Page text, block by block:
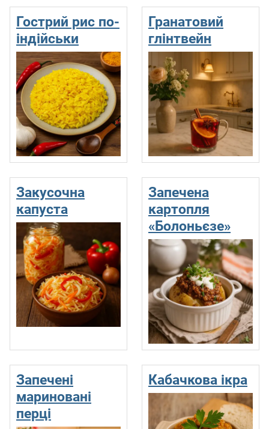
Гострий рис по-
індійськи
Гранатовий
глінтвейн
Закусочна
капуста
Запечена
картопля
«Болоньєзе»
Запечені
мариновані
перці
Кабачкова ікра